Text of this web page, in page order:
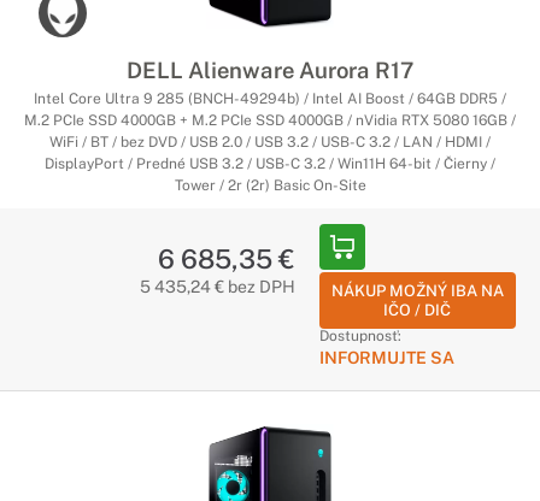
DELL Alienware Aurora R17
Intel Core Ultra 9 285 (BNCH-49294b) / Intel AI Boost / 64GB DDR5 /
M.2 PCIe SSD 4000GB + M.2 PCIe SSD 4000GB / nVidia RTX 5080 16GB /
WiFi / BT / bez DVD / USB 2.0 / USB 3.2 / USB-C 3.2 / LAN / HDMI /
DisplayPort / Predné USB 3.2 / USB-C 3.2 / Win11H 64-bit / Čierny /
Tower / 2r (2r) Basic On-Site
6 685,35 €
5 435,24 € bez DPH
NÁKUP MOŽNÝ IBA NA
IČO / DIČ
Dostupnosť:
INFORMUJTE SA